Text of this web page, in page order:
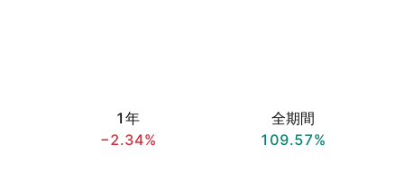
1年
−2.34%
全期間
109.57%